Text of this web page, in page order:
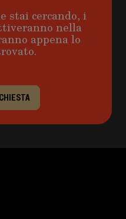
stai cercando, i
nella
appena lo